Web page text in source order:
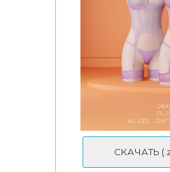
Нижнее белье -
СКАЧАТЬ